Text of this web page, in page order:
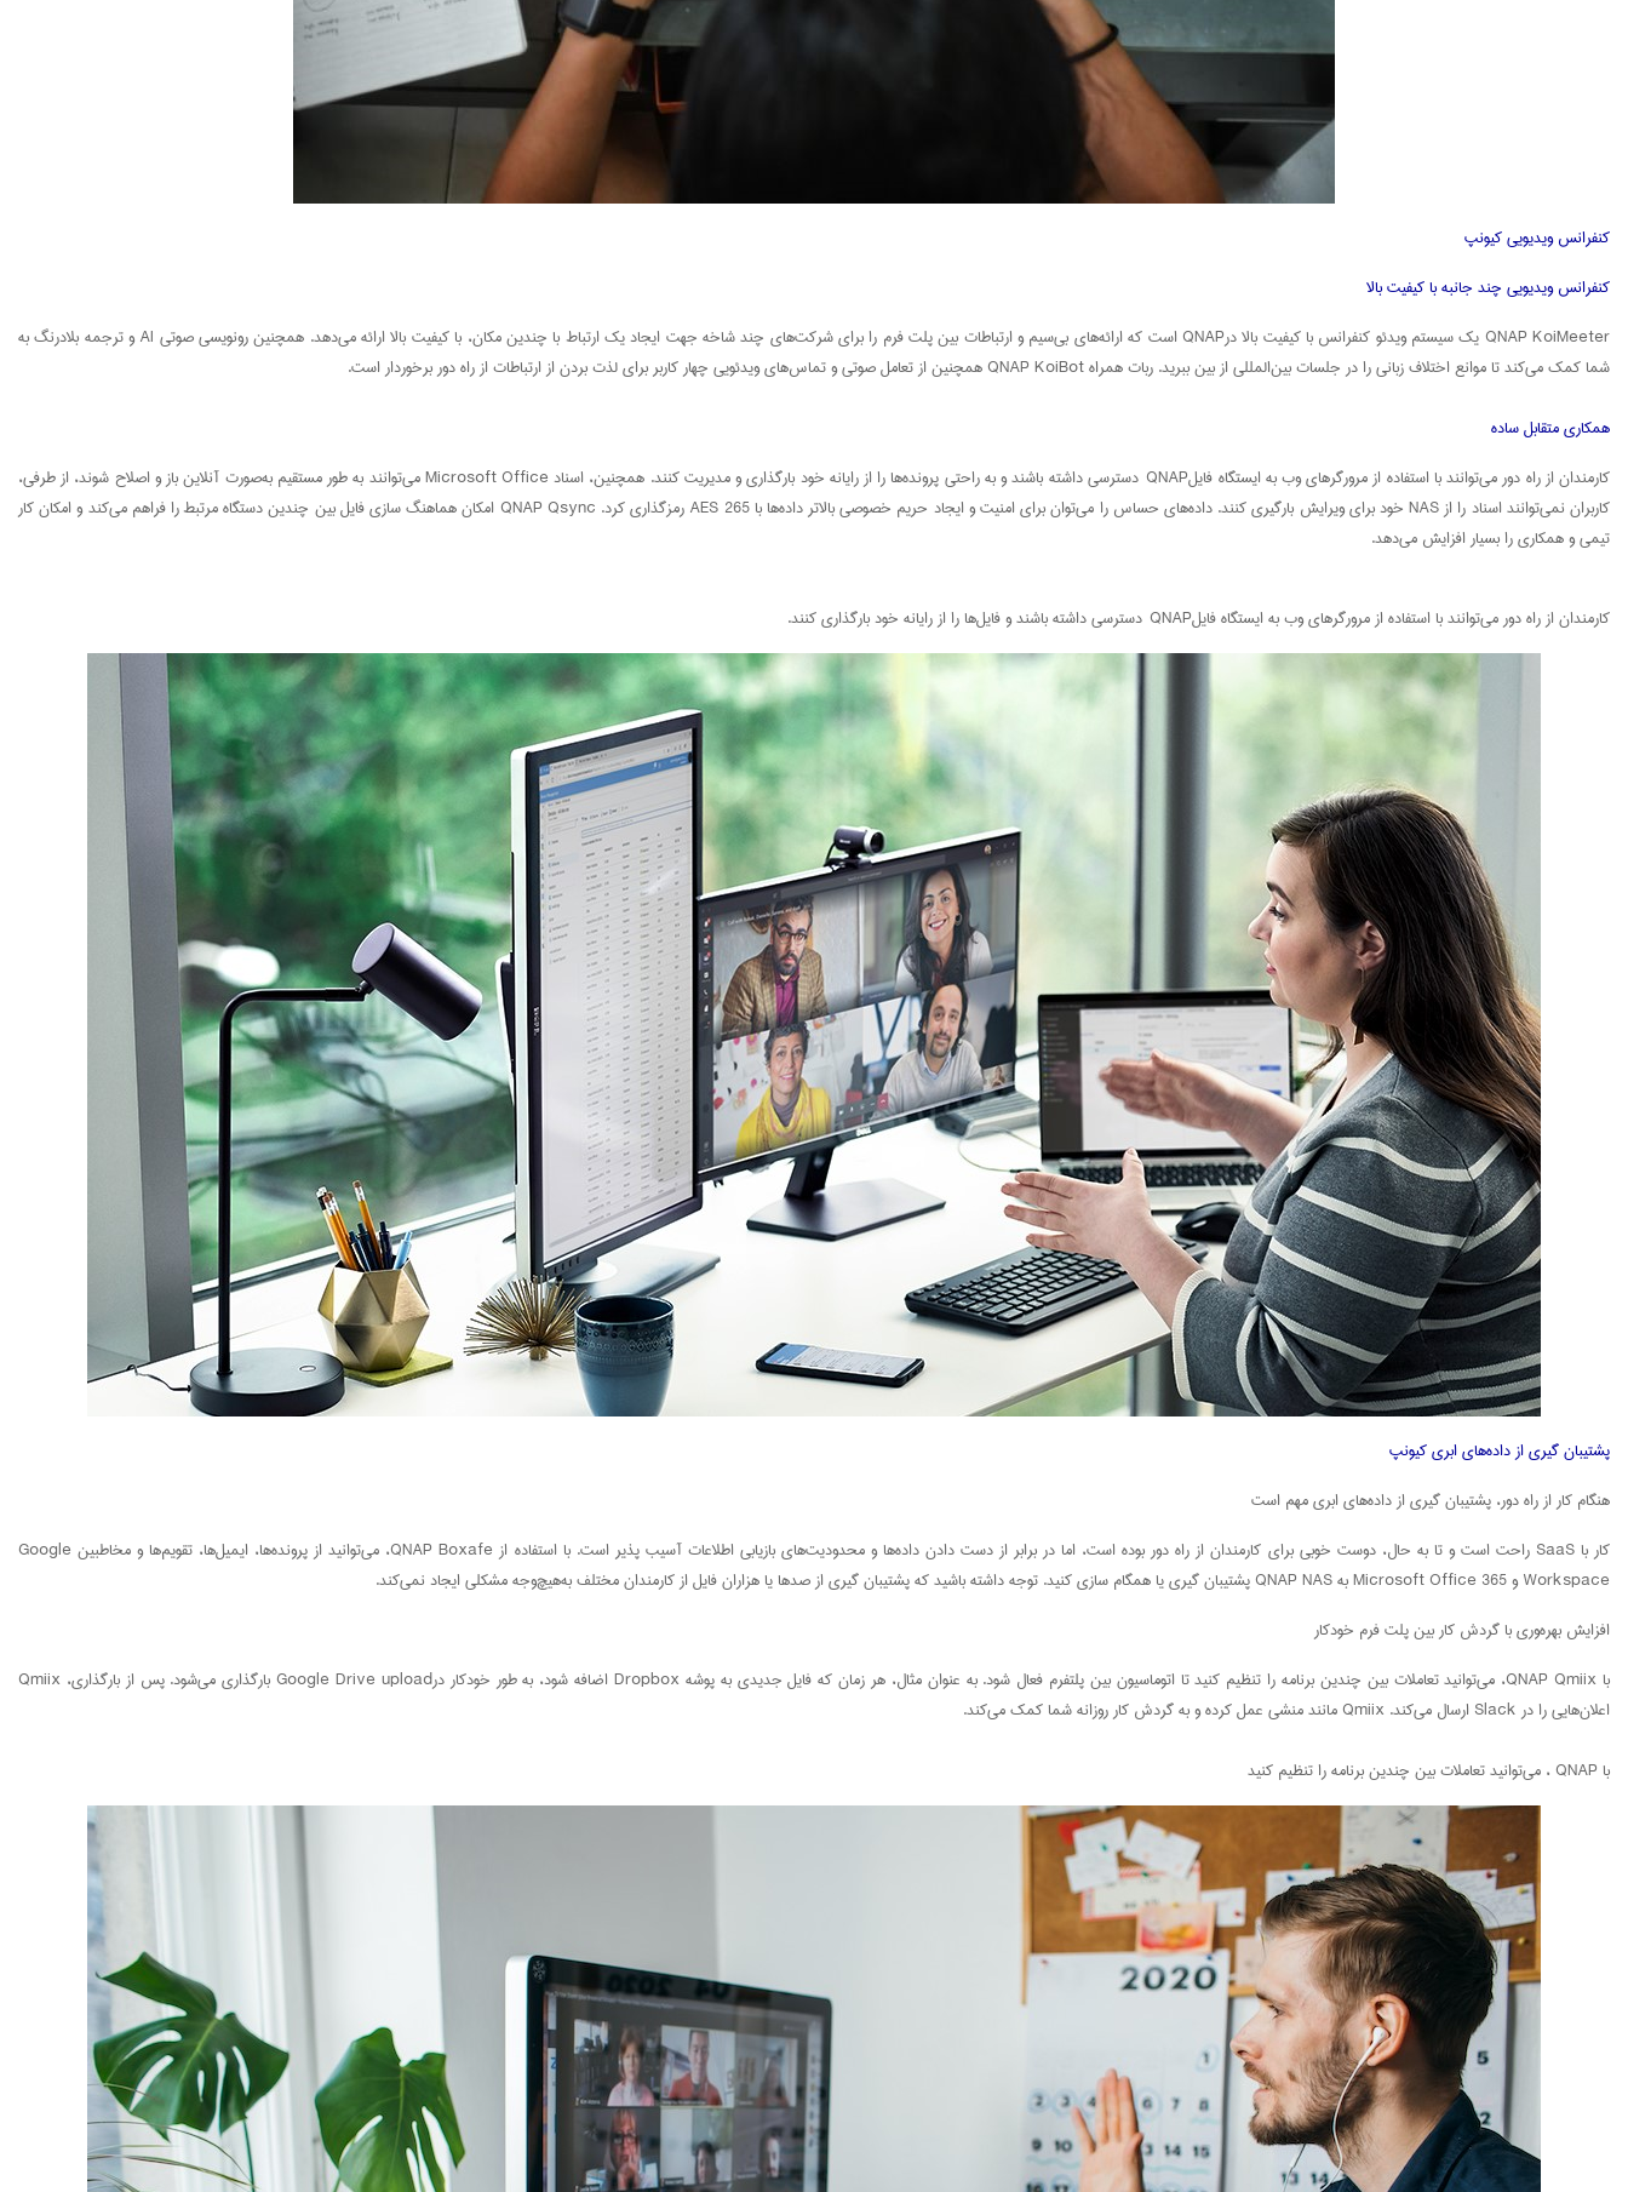
کنفرانس ویدیویی کیونپ
کنفرانس ویدیویی چند جانبه با کیفیت بالا
QNAP KoiMeeter یک سیستم ویدئو کنفرانس با کیفیت بالا درQNAP است که ارائه‌های بی‌سیم و ارتباطات بین پلت فرم را برای شرکت‌های چند شاخه جهت ایجاد یک ارتباط با چندین مکان، با کیفیت بالا ارائه می‌دهد. همچنین رونویسی صوتی AI و ترجمه بلادرنگ به
شما کمک می‌کند تا موانع اختلاف زبانی را در جلسات بین‌المللی از بین ببرید. ربات همراه QNAP KoiBot همچنین از تعامل صوتی و تماس‌های ویدئویی چهار کاربر برای لذت بردن از ارتباطات از راه دور برخوردار است.
همکاری متقابل ساده
کارمندان از راه دور می‌توانند با استفاده از مرورگرهای وب به ایستگاه فایلQNAP دسترسی داشته باشند و به راحتی پرونده‌ها را از رایانه خود بارگذاری و مدیریت کنند. همچنین، اسناد Microsoft Office می‌توانند به طور مستقیم به‌صورت آنلاین باز و اصلاح شوند، از طرفی،
کاربران نمی‌توانند اسناد را از NAS خود برای ویرایش بارگیری کنند. داده‌های حساس را می‌توان برای امنیت و ایجاد حریم خصوصی بالاتر داده‌ها با AES 265 رمزگذاری کرد. QNAP Qsync امکان هماهنگ سازی فایل بین چندین دستگاه مرتبط را فراهم می‌کند و امکان کار
تیمی و همکاری را بسیار افزایش می‌دهد.
کارمندان از راه دور می‌توانند با استفاده از مرورگرهای وب به ایستگاه فایلQNAP دسترسی داشته باشند و فایل‌ها را از رایانه خود بارگذاری کنند.
پشتیبان گیری از داده‌های ابری کیونپ
هنگام کار از راه دور، پشتیبان گیری از داده‌های ابری مهم است
کار با SaaS راحت است و تا به حال، دوست خوبی برای کارمندان از راه دور بوده است، اما در برابر از دست دادن داده‌ها و محدودیت‌های بازیابی اطلاعات آسیب پذیر است. با استفاده از QNAP Boxafe، می‌توانید از پرونده‌ها، ایمیل‌ها، تقویم‌ها و مخاطبین Google
Workspace و Microsoft Office 365 به QNAP NAS پشتیبان گیری یا همگام سازی کنید. توجه داشته باشید که پشتیبان گیری از صدها یا هزاران فایل از کارمندان مختلف به‌هیچ‌وجه مشکلی ایجاد نمی‌کند.
افزایش بهره‌وری با گردش کار بین پلت فرم خودکار
با QNAP Qmiix، می‌توانید تعاملات بین چندین برنامه را تنظیم کنید تا اتوماسیون بین پلتفرم فعال شود. به عنوان مثال، هر زمان که فایل جدیدی به پوشه Dropbox اضافه شود، به طور خودکار درGoogle Drive upload بارگذاری می‌شود. پس از بارگذاری، Qmiix
اعلان‌هایی را در Slack ارسال می‌کند. Qmiix مانند منشی عمل کرده و به گردش کار روزانه شما کمک می‌کند.
با QNAP ، می‌توانید تعاملات بین چندین برنامه را تنظیم کنید